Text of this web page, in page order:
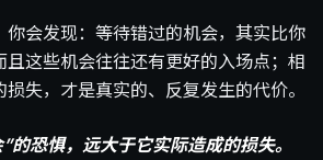
你会发现：等待错过的机会，其实比你
且这些机会往往还有更好的入场点；相
失，才是真实的、反复发生的代价。
的恐惧，远大于它实际造成的损失。